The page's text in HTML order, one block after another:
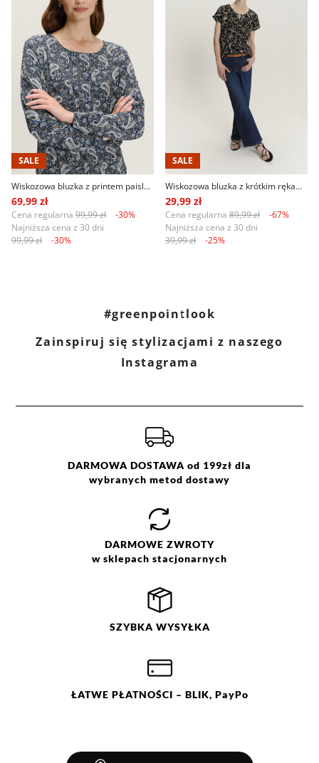
SALE
Wiskozowa bluzka z printem paisley długi rękaw
69,99 zł
Cena regularna 99,99 zł
-30%
Najniższa cena z 30 dni
99,99 zł
-30%
SALE
Wiskozowa bluzka z krótkim rękawem
29,99 zł
Cena regularna 89,99 zł
-67%
Najniższa cena z 30 dni
39,99 zł
-25%
#greenpointlook
Zainspiruj się stylizacjami z naszego
Instagrama
DARMOWA DOSTAWA od 199zł dla
wybranych metod dostawy
DARMOWE ZWROTY
w sklepach stacjonarnych
SZYBKA WYSYŁKA
ŁATWE PŁATNOŚCI – BLIK, PayPo